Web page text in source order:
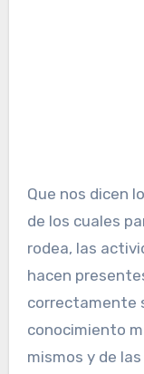
Que nos dicen los sueños. Los acontecimientos
de los cuales
rodea, las
hacen
correctamente
conocimiento
mismos y de